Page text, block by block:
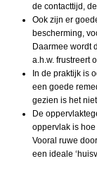
de contacttijd,
Ook zijn er
bescherming,
Daarmee wordt
a.h.w. frustreert
In de praktijk is
een goede
gezien is het
De
oppervlak is
Vooral ruwe
een ideale